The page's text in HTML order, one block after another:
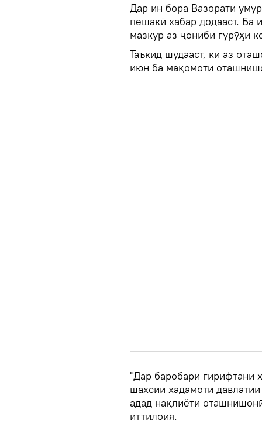
Дар ин бора Вазорати
пешакӣ хабар додааст. Ба
мазкур аз ҷониби гурӯӽи
Таъкид шудааст, ки аз
июн ба мақомоти
"Дар баробари гирифтани
шахсии хадамоти
адад нақлиёти
иттилоия.